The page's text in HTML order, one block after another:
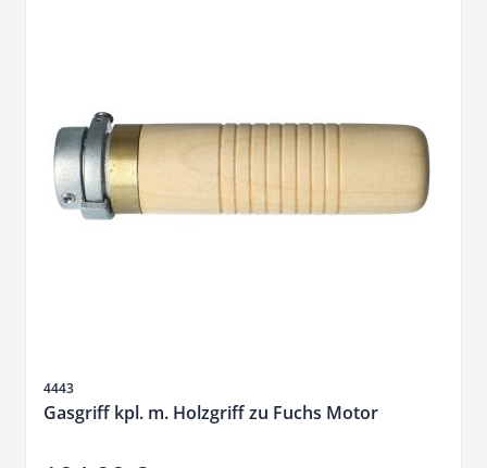
Artikelnr.
4443
Gasgriff kpl. m. Holzgriff zu Fuchs Motor